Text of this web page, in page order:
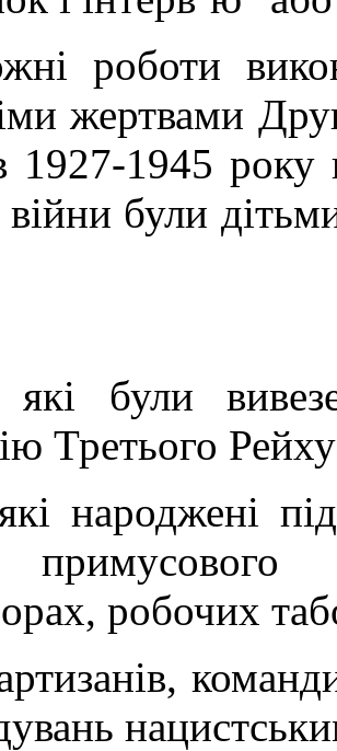
роботи
жертвами
1927-1945 року
війни були
були
Третього
народжені
робочих